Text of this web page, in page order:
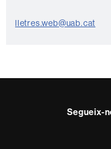
t
lletres.web@uab.cat
Segueix-